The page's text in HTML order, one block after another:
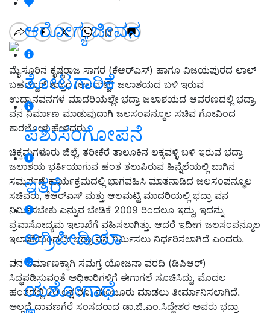
ಆರೋಗ್ಯ ಜೀವನ
ತೋಟಗಾರಿಕೆ
ಪಶುಸಂಗೋಪನೆ
ಇತರೆ
ಅಗ್ರಿಪೀಡಿಯಾ
ಯಶೋಗಾಥೆ
ಮೈಸೂರಿನ ಕೃಷ್ಣರಾಜ ಸಾಗರ (ಕೆಆರ್ಎಸ್) ಹಾಗೂ ವಿಜಯಪುರದ ಲಾಲ್
ಬಹದ್ದೂರ್ ಶಾಸ್ತç (ಆಲಮಟ್ಟಿ) ಜಲಾಶಯದ ಬಳಿ ಇರುವ
ಉದ್ಯಾನವನಗಳ ಮಾದರಿಯಲ್ಲೇ ಭದ್ರಾ ಜಲಾಶಯದ ಆವರಣದಲ್ಲಿ ಭದ್ರಾ
ವನ ನಿರ್ಮಾಣ ಮಾಡುವುದಾಗಿ ಜಲಸಂಪನ್ಮೂಲ ಸಚಿವ ಗೋವಿಂದ
ಕಾರಜೋಳ ಹೇಳಿದರು.
ಚಿಕ್ಕಮಗಳೂರು ಜಿಲ್ಲೆ, ತರೀಕೆರೆ ತಾಲೂಕಿನ ಲಕ್ಕವಳ್ಳಿ ಬಳಿ ಇರುವ ಭದ್ರಾ
ಜಲಾಶಯ ಭರ್ತಿಯಾಗುವ ಹಂತ ತಲುಪಿರುವ ಹಿನ್ನೆಲೆಯಲ್ಲಿ ಬಾಗಿನ
ಸಮರ್ಪಣೆ ಕಾರ್ಯಕ್ರಮದಲ್ಲಿ ಭಾಗವಹಿಸಿ ಮಾತನಾಡಿದ ಜಲಸಂಪನ್ಮೂಲ
ಸಚಿವರು,ಕೆಆರ್ಎಸ್ ಮತ್ತು ಆಲಮಟ್ಟಿ ಮಾದರಿಯಲ್ಲಿ ಭದ್ರಾ ವನ
ನಿರ್ಮಿಸಬೇಕು ಎನ್ನುವ ಬೇಡಿಕೆ 2009 ರಿಂದಲೂ ಇದ್ದು, ಇದನ್ನು
ಪ್ರವಾಸೋದ್ಯಮ ಇಲಾಖೆಗೆ ವಹಿಸಲಾಗಿತ್ತು. ಆದರೆ ಇದೀಗ ಜಲಸಂಪನ್ಮೂಲ
ಇಲಾಖೆಯಿಂದಲೇ ಭದ್ರಾ ವನ ನಿರ್ಮಿಸಲು ನಿರ್ಧರಿಸಲಾಗಿದೆ ಎಂದರು.
ವನ ನಿರ್ಮಾಣಕ್ಕಾಗಿ ಸಮಗ್ರ ಯೋಜನಾ ವರದಿ (ಡಿಪಿಆರ್)
ಸಿದ್ಧಪಡಿಸುವಂತೆ ಅಧಿಕಾರಿಗಳಿಗೆ ಈಗಾಗಲೆ ಸೂಚಿಸಿದ್ದು, ಮೊದಲ
ಹಂತದಲ್ಲಿ20ಲಕ್ಷ ರೂ.ಮಂಜೂರು ಮಾಡಲು ತೀರ್ಮಾನಿಸಲಾಗಿದೆ.
ಅಲ್ಲದೆ ದಾವಣಗೆರೆ ಸಂಸದರಾದ ಡಾ.ಜಿ.ಎಂ.ಸಿದ್ದೇಶರ ಅವರು ಭದ್ರಾ